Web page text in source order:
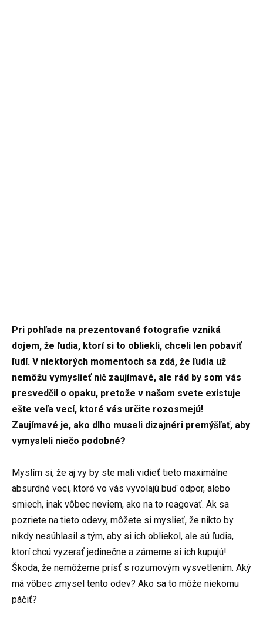
Pri pohľade na prezentované fotografie vzniká
dojem, že ľudia, ktorí si to obliekli, chceli len pobaviť
ľudí. V niektorých momentoch sa zdá, že ľudia už
nemôžu vymyslieť nič zaujímavé, ale rád by som vás
presvedčil o opaku, pretože v našom svete existuje
ešte veľa vecí, ktoré vás určite rozosmejú!
Zaujímavé je, ako dlho museli dizajnéri premýšľať, aby
vymysleli niečo podobné?
Myslím si, že aj vy by ste mali vidieť tieto maximálne
absurdné veci, ktoré vo vás vyvolajú buď odpor, alebo
smiech, inak vôbec neviem, ako na to reagovať. Ak sa
pozriete na tieto odevy, môžete si myslieť, že nikto by
nikdy nesúhlasil s tým, aby si ich obliekol, ale sú ľudia,
ktorí chcú vyzerať jedinečne a zámerne si ich kupujú!
Škoda, že nemôžeme prísť s rozumovým vysvetlením. Aký
má vôbec zmysel tento odev? Ako sa to môže niekomu
páčiť?